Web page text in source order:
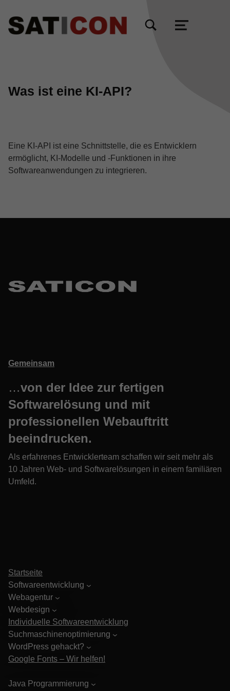
TOGGLE SEARCH FORM MODAL BOX
MENU
Was ist eine KI-API?
Eine KI-API ist eine Schnittstelle, die es Entwicklern
ermöglicht, KI-Modelle und -Funktionen in ihre
Softwareanwendungen zu integrieren.
Gemeinsam
…von der Idee zur fertigen
Softwarelösung und mit
professionellen Webauftritt
beeindrucken.
Als erfahrenes Entwicklerteam schaffen wir seit mehr als
10 Jahren Web- und Softwarelösungen in einem familiären
Umfeld.
Startseite
Softwareentwicklung
Webagentur
Webdesign
Individuelle Softwareentwicklung
Suchmaschinenoptimierung
WordPress gehackt?
Google Fonts – Wir helfen!
Java Programmierung